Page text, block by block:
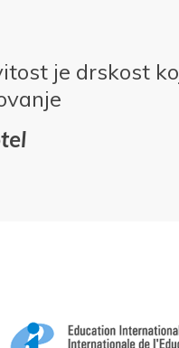
je drskost